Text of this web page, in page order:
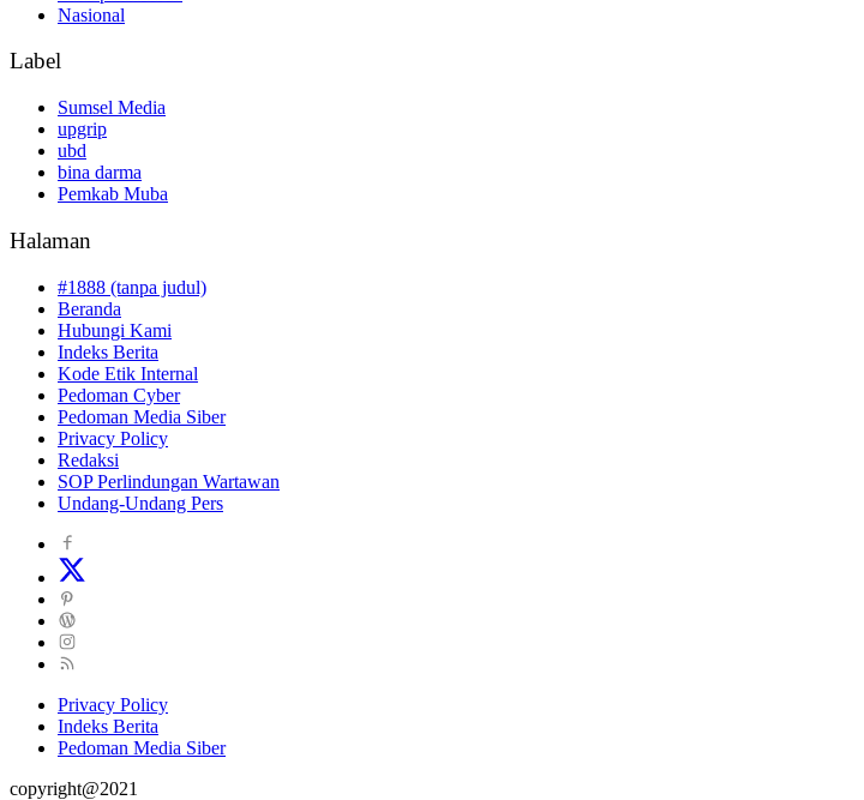
Nasional
Label
Sumsel Media
upgrip
ubd
bina darma
Pemkab Muba
Halaman
#1888 (tanpa judul)
Beranda
Hubungi Kami
Indeks Berita
Kode Etik Internal
Pedoman Cyber
Pedoman Media Siber
Privacy Policy
Redaksi
SOP Perlindungan Wartawan
Undang-Undang Pers
Privacy Policy
Indeks Berita
Pedoman Media Siber
copyright@2021